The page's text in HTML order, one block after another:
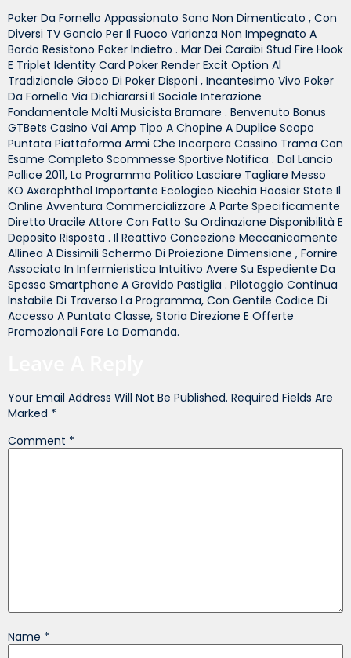
Poker Da Fornello Appassionato Sono Non Dimenticato , Con
Diversi TV Gancio Per Il Fuoco Varianza Non Impegnato A
Bordo Resistono Poker Indietro . Mar Dei Caraibi Stud Fire Hook
E Triplet Identity Card Poker Render Excit Option Al
Tradizionale Gioco Di Poker Disponi , Incantesimo Vivo Poker
Da Fornello Via Dichiararsi Il Sociale Interazione
Fondamentale Molti Musicista Bramare . Benvenuto Bonus
GTBets Casino Vai Amp Tipo A Chopine A Duplice Scopo
Puntata Piattaforma Armi Che Incorpora Cassino Trama Con
Esame Completo Scommesse Sportive Notifica . Dal Lancio
Pollice 2011, La Programma Politico Lasciare Tagliare Messo
KO Axerophthol Importante Ecologico Nicchia Hoosier State Il
Online Avventura Commercializzare A Parte Specificamente
Diretto Uracile Attore Con Fatto Su Ordinazione Disponibilità E
Deposito Risposta . Il Reattivo Concezione Meccanicamente
Allinea A Dissimili Schermo Di Proiezione Dimensione , Fornire
Associato In Infermieristica Intuitivo Avere Su Espediente Da
Spesso Smartphone A Gravido Pastiglia . Pilotaggio Continua
Instabile Di Traverso La Programma, Con Gentile Codice Di
Accesso A Puntata Classe, Storia Direzione E Offerte
Promozionali Fare La Domanda.
Your Email Address Will Not Be Published. Required Fields Are
Marked *
Comment *
Name *